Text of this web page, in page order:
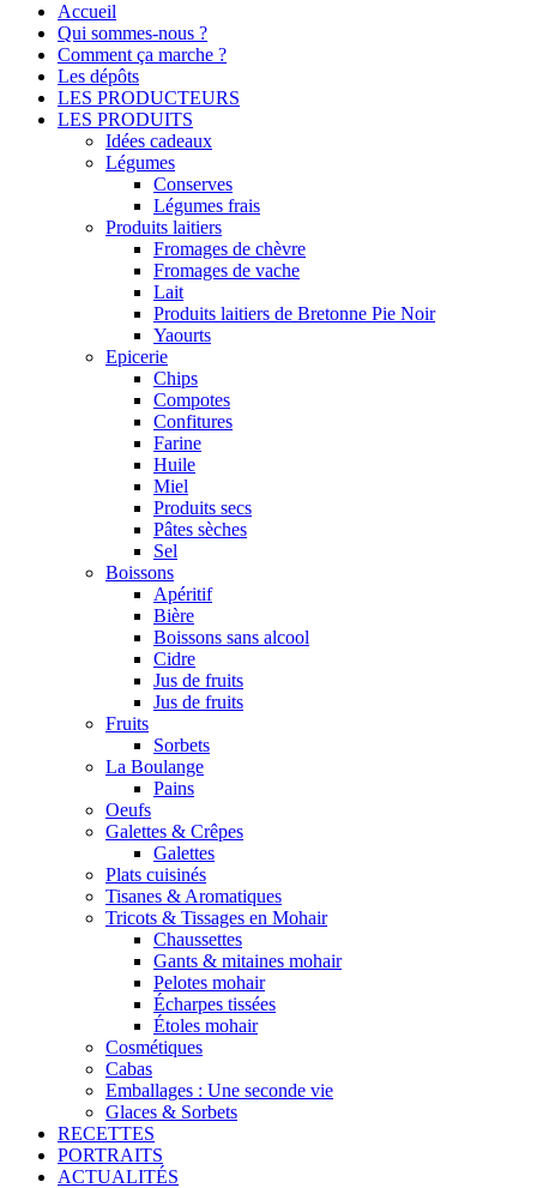
Accueil
Qui sommes-nous ?
Comment ça marche ?
Les dépôts
LES PRODUCTEURS
LES PRODUITS
Idées cadeaux
Légumes
Conserves
Légumes frais
Produits laitiers
Fromages de chèvre
Fromages de vache
Lait
Produits laitiers de Bretonne Pie Noir
Yaourts
Epicerie
Chips
Compotes
Confitures
Farine
Huile
Miel
Produits secs
Pâtes sèches
Sel
Boissons
Apéritif
Bière
Boissons sans alcool
Cidre
Jus de fruits
Jus de fruits
Fruits
Sorbets
La Boulange
Pains
Oeufs
Galettes & Crêpes
Galettes
Plats cuisinés
Tisanes & Aromatiques
Tricots & Tissages en Mohair
Chaussettes
Gants & mitaines mohair
Pelotes mohair
Écharpes tissées
Étoles mohair
Cosmétiques
Cabas
Emballages : Une seconde vie
Glaces & Sorbets
RECETTES
PORTRAITS
ACTUALITÉS